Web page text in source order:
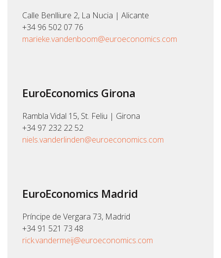
Calle Benlliure 2, La Nucia | Alicante
+34 96 502 07 76
marieke.vandenboom@euroeconomics.com
EuroEconomics Girona
Rambla Vidal 15, St. Feliu | Girona
+34 97 232 22 52
niels.vanderlinden@euroeconomics.com
EuroEconomics Madrid
Príncipe de Vergara 73, Madrid
+34 91 521 73 48
rick.vandermeij@euroeconomics.com